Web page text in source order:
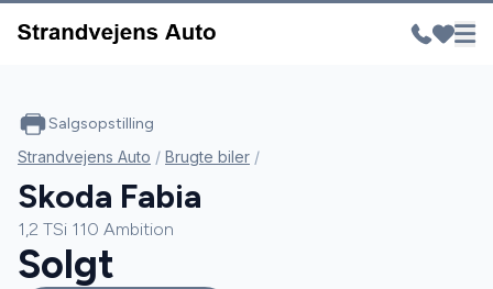
Salgsopstilling
Strandvejens Auto / Brugte biler /
Skoda Fabia
1,2 TSi 110 Ambition
Solgt